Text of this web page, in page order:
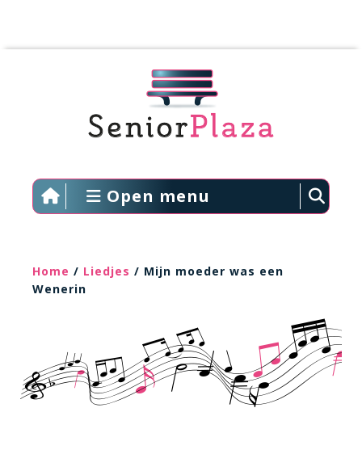
Open menu
Home / Liedjes / Mijn moeder was een
Wenerin